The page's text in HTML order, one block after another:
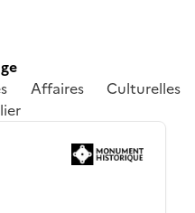
Affaires Culturelles